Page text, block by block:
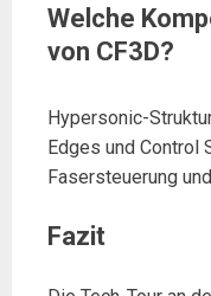
Welche
von CF3D?
Hypersonic-
Edges und
Fasersteuerung
Fazit